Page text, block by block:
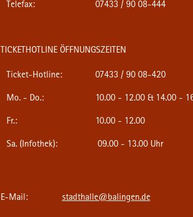
Telefax: 07433 / 90 08-444
TICKETHOTLINE ÖFFNUNGSZEITEN
Ticket-Hotline: 07433 / 90 08-420
Mo. - Do.: 10.00 - 12.00 & 14.00 -
Fr.: 10.00 - 12.00
Sa. (Infothek): 09.00 - 13.00 Uhr
E-Mail: stadthalle@balingen.de